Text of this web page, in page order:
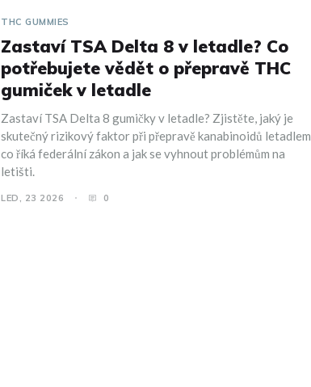
THC GUMMIES
Zastaví TSA Delta 8 v letadle? Co
potřebujete vědět o přepravě THC
gumiček v letadle
Zastaví TSA Delta 8 gumičky v letadle? Zjistěte, jaký je
skutečný rizikový faktor při přepravě kanabinoidů
co říká federální zákon a jak se vyhnout problémům na
letišti.
LED, 23 2026 0